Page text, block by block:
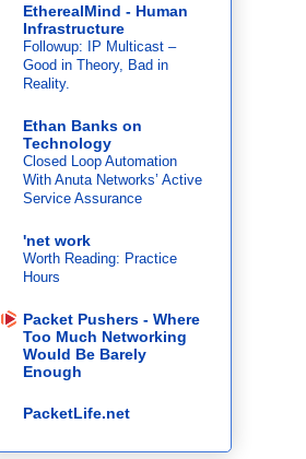
EtherealMind - Human
Infrastructure
Followup: IP Multicast –
Good in Theory, Bad in
Reality.
Ethan Banks on
Technology
Closed Loop Automation
With Anuta Networks’ Active
Service Assurance
'net work
Worth Reading: Practice
Hours
Packet Pushers - Where
Too Much Networking
Would Be Barely
Enough
PacketLife.net